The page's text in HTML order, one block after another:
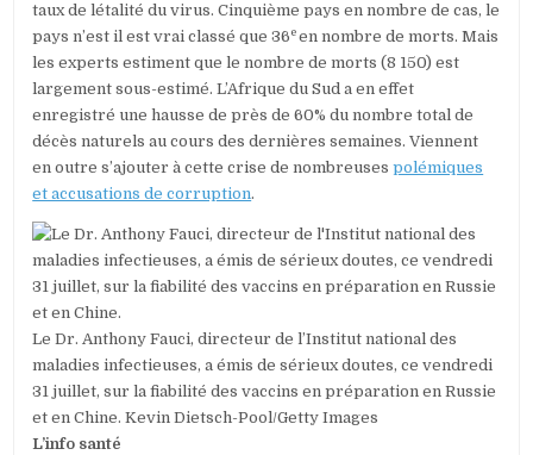
taux de létalité du virus. Cinquième pays en nombre de cas, le
pays n’est il est vrai classé que 36e en nombre de morts. Mais
les experts estiment que le nombre de morts (8 150) est
largement sous-estimé. L’Afrique du Sud a en effet
enregistré une hausse de près de 60% du nombre total de
décès naturels au cours des dernières semaines. Viennent
en outre s’ajouter à cette crise de nombreusespolémiques
et accusations de corruption.
Le Dr. Anthony Fauci, directeur de l’Institut national des
maladies infectieuses, a émis de sérieux doutes, ce vendredi
31 juillet, sur la fiabilité des vaccins en préparation en Russie
et en Chine. Kevin Dietsch-Pool/Getty Images
L’info santé